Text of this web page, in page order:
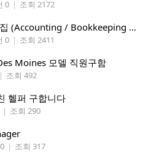
0 | 조회 2172
Young Ocean, Inc. 직원 모집 (Accounting / Bookkeeping 분야)
0 | 조회 2411
Moines 모델 직원구함
| 조회 492
헬퍼 구합니다
| 조회 290
| 조회 317